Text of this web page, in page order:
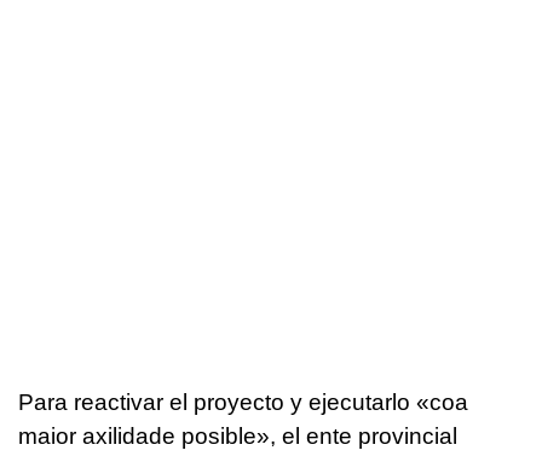
Para reactivar el proyecto y ejecutarlo «coa
maior axilidade posible», el ente provincial